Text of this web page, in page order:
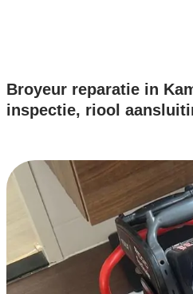
Broyeur reparatie in
inspectie, riool